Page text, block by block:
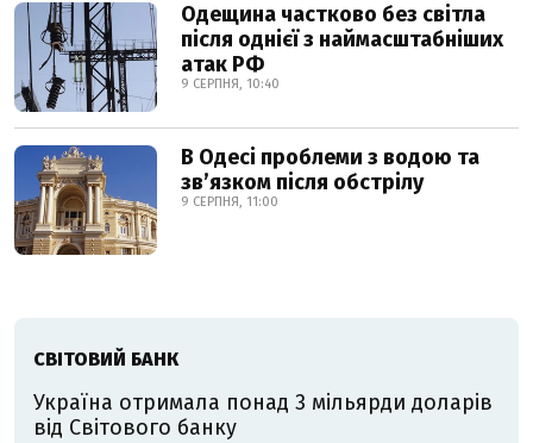
Одещина частково без світла
після однієї з наймасштабніших
атак РФ
9 СЕРПНЯ, 10:40
В Одесі проблеми з водою та
звʼязком після обстрілу
9 СЕРПНЯ, 11:00
СВІТОВИЙ БАНК
Україна отримала понад 3 мільярди доларів
від Світового банку